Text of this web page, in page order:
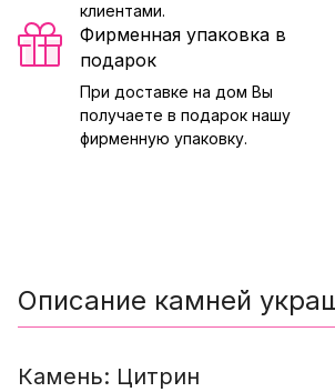
клиентами.
Фирменная упаковка в
подарок
При доставке на дом Вы
получаете в подарок нашу
фирменную упаковку.
Описание камней
Камень: Цитрин